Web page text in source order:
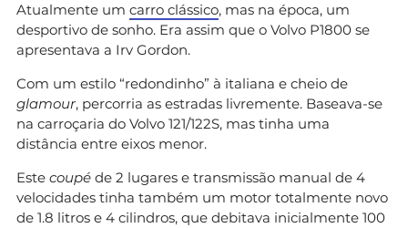
Atualmente um carro clássico, mas na época, um
desportivo de sonho. Era assim que o Volvo P1800 se
apresentava a Irv Gordon.
Com um estilo “redondinho” à italiana e cheio de
glamour, percorria as estradas livremente. Baseava-se
na carroçaria do Volvo 121/122S, mas tinha uma
distância entre eixos menor.
Este coupé de 2 lugares e transmissão manual de 4
velocidades tinha também um motor totalmente novo
de 1.8 litros e 4 cilindros, que debitava inicialmente 100